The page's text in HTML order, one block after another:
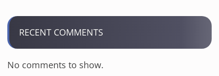
RECENT COMMENTS
No comments to show.